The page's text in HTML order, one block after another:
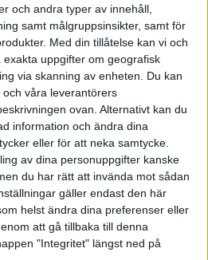
och andra typer av innehåll,
samt målgruppsinsikter, samt för
Med din tillåtelse kan vi och
uppgifter om geografisk
via skanning av enheten. Du kan
våra leverantörers
ovan. Alternativt kan du
information och ändra dina
eller för att neka samtycke.
av dina personuppgifter kanske
du har rätt att invända mot sådan
gäller endast den här
helst ändra dina preferenser eller
att gå tillbaka till denna
"Integritet" längst ned på
och har
av en ny bil som
i företaget. Alltså ej
125000 kr inkl.moms. Vi
och eftersom vi inte
så ska vi istället
kr i månaden.
på 72 månader.
kan hjälpa med konkret